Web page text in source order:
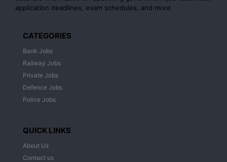
application deadlines, exam schedules, and more.
CATEGORIES
Bank Jobs
Railway Jobs
Private Jobs
Defence Jobs
Police Jobs
QUICK LINKS
About Us
Contact us